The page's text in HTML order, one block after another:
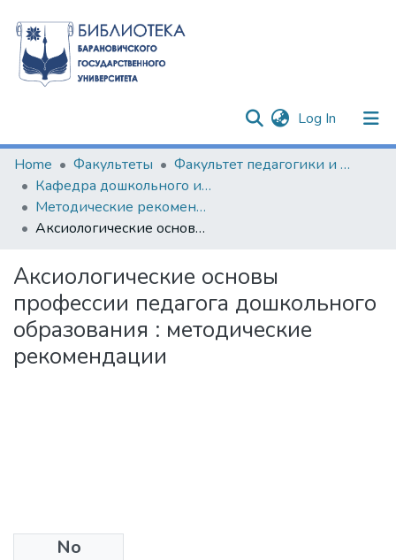
Log In (current)
Communities & Collections
All of DSpace
Statistics
Home Факультеты
Факультет педагогики и психологии
Кафедра дошкольного и начального образования
Методические рекомендации и указания
Аксиологические основы профессии педагога дошкольного образования : методические рекомендации
Аксиологические основы
профессии педагога дошкольного
образования : методические
рекомендации
No